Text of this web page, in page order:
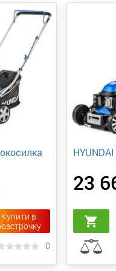
Купити в
0
23
shopping_cart